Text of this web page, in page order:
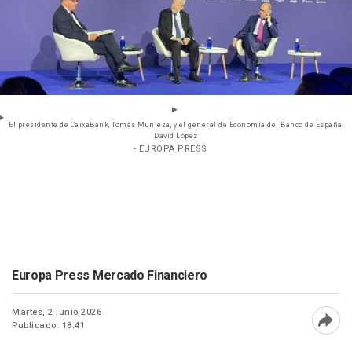
El presidente de CaixaBank, Tomás Muniesa, y el general de Economía del Banco de España,
David López
- EUROPA PRESS
Europa Press Mercado Financiero
Martes, 2 junio 2026
Publicado: 18:41